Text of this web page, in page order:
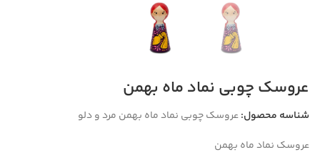
عروسک چوبی نماد ماه بهمن
شناسه محصول:عروسک چوبی نماد ماه بهمن مرد و دلو
عروسک نماد ماه بهمن